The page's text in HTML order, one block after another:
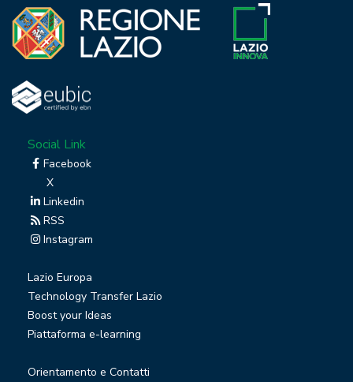
Social Link
Facebook
X
Linkedin
RSS
Instagram
Lazio Europa
Technology Transfer Lazio
Boost your Ideas
Piattaforma e-learning
Orientamento e Contatti